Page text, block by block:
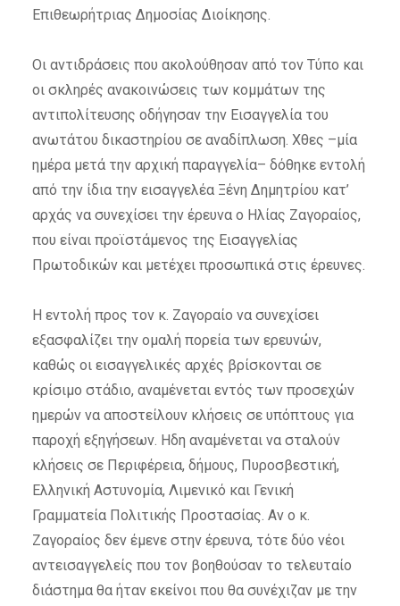
Επιθεωρήτριας Δημοσίας Διοίκησης.
Οι αντιδράσεις που ακολούθησαν από τον Τύπο και
οι σκληρές ανακοινώσεις των κομμάτων της
αντιπολίτευσης οδήγησαν την Εισαγγελία του
ανωτάτου δικαστηρίου σε αναδίπλωση. Χθες –μία
ημέρα μετά την αρχική παραγγελία– δόθηκε εντολή
από την ίδια την εισαγγελέα Ξένη Δημητρίου κατ’
αρχάς να συνεχίσει την έρευνα ο Ηλίας Ζαγοραίος,
που είναι προϊστάμενος της Εισαγγελίας
Πρωτοδικών και μετέχει προσωπικά στις έρευνες.
Η εντολή προς τον κ. Ζαγοραίο να συνεχίσει
εξασφαλίζει την ομαλή πορεία των ερευνών,
καθώς οι εισαγγελικές αρχές βρίσκονται σε
κρίσιμο στάδιο, αναμένεται εντός των προσεχών
ημερών να αποστείλουν κλήσεις σε υπόπτους για
παροχή εξηγήσεων. Ηδη αναμένεται να σταλούν
κλήσεις σε Περιφέρεια, δήμους, Πυροσβεστική,
Ελληνική Αστυνομία, Λιμενικό και Γενική
Γραμματεία Πολιτικής Προστασίας. Αν ο κ.
Ζαγοραίος δεν έμενε στην έρευνα, τότε δύο νέοι
αντεισαγγελείς που τον βοηθούσαν το τελευταίο
διάστημα θα ήταν εκείνοι που θα συνέχιζαν με την